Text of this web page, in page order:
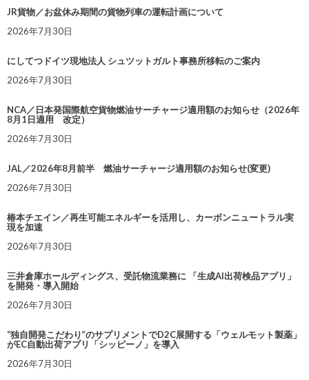
JR貨物／お盆休み期間の貨物列車の運転計画について
2026年7月30日
にしてつドイツ現地法人 シュツットガルト事務所移転のご案内
2026年7月30日
NCA／日本発国際航空貨物燃油サーチャージ適用額のお知らせ（2026年
8月1日適用 改定）
2026年7月30日
JAL／2026年8月前半 燃油サーチャージ適用額のお知らせ(変更)
2026年7月30日
椿本チエイン／再生可能エネルギーを活用し、カーボンニュートラル実
現を加速
2026年7月30日
三井倉庫ホールディングス、受託物流業務に 「生成AI出荷検品アプリ」
を開発・導入開始
2026年7月30日
“独自開発こだわり”のサプリメントでD2C展開する「ウェルモット製薬」
がEC自動出荷アプリ「シッピーノ」を導入
2026年7月30日